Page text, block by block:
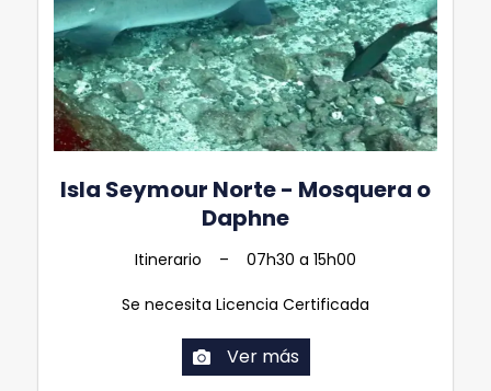
Isla Seymour Norte - Mosquera o
Daphne
Itinerario – 07h30 a 15h00
Se necesita Licencia Certificada
Ver más